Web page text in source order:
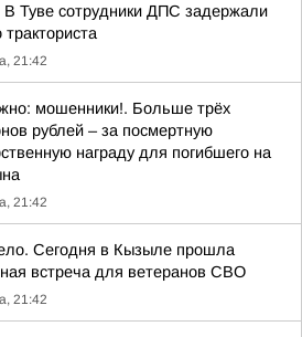
В Туве сотрудники ДПС задержали
тракториста
21:42
мошенники!. Больше трёх
рублей – за посмертную
награду для погибшего на
21:42
Сегодня в Кызыле прошла
встреча для ветеранов СВО
21:42